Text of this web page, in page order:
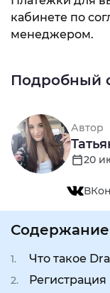
кабинете по
менеджером.
Подробный
Автор
20
Содержание
Что такое